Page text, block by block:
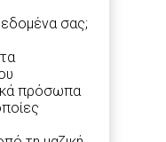
σας;
πρόσωπα